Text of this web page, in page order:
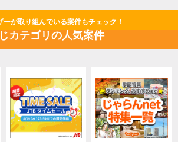
ーが取り組んでいる案件もチェック！
カテゴリの人気案件